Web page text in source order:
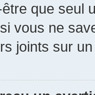
que seul
vous ne
joints sur